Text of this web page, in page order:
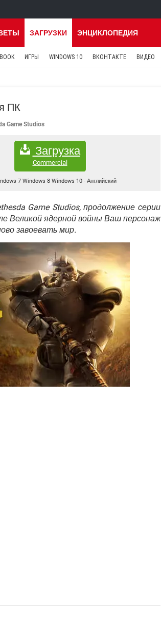
ЗАГРУЗКИ ЭНЦИКЛОПЕДИЯ
ИГРЫ WINDOWS 10 ВКОНТАКТЕ ВИДЕО
ПК
Game Studios
Загрузка
Commercial
7 Windows 8 Windows 10-Английский
Game Studios, продолжение серии
Великой ядерной войны Ваш персонаж
завоевать мир.